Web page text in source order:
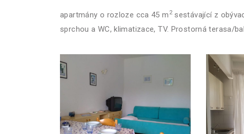
apartmány o rozloze cca 45 m 2sestávající z
sprchou a WC, klimatizace, TV. Prostorná terasa/